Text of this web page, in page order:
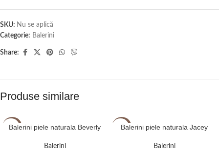
SKU: Nu se aplică
Categorie: Balerini
Share:
Produse similare
-20%
Balerini piele naturala Beverly
Balerini
-20%
Balerini piele naturala Jacey
Balerini